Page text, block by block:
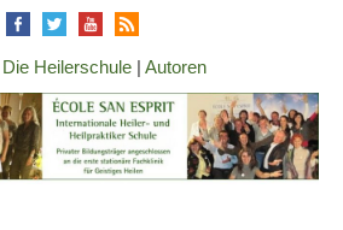
Die Heilerschule| Autoren